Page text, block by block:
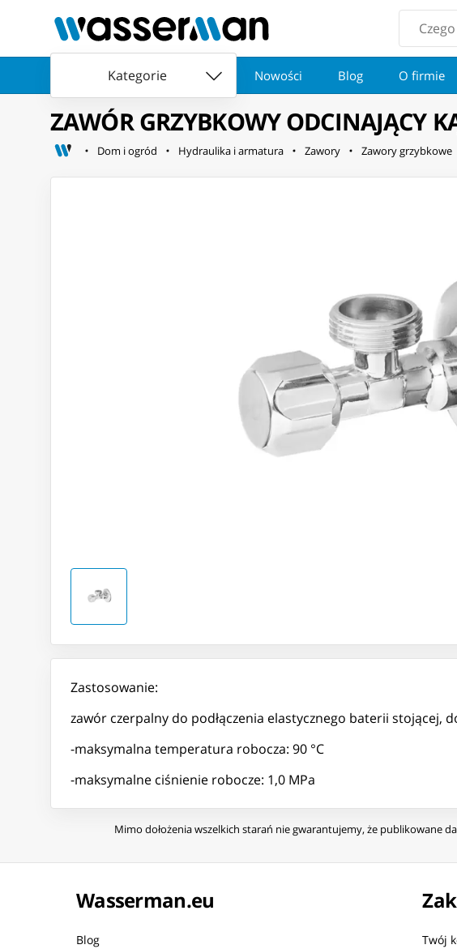
Kategorie Nowości Blog O firmie
ZAWÓR GRZYBKOWY ODCINAJĄCY
Dom i ogród Hydraulika i armatura Zawory Zawory grzybkowe
Zastosowanie:
zawór czerpalny do podłączenia elastycznego baterii stojącej,
-maksymalna temperatura robocza: 90 °C
-maksymalne ciśnienie robocze: 1,0 MPa
Mimo dołożenia wszelkich starań nie gwarantujemy, że publikowane
Wasserman.eu
Blog
Twój